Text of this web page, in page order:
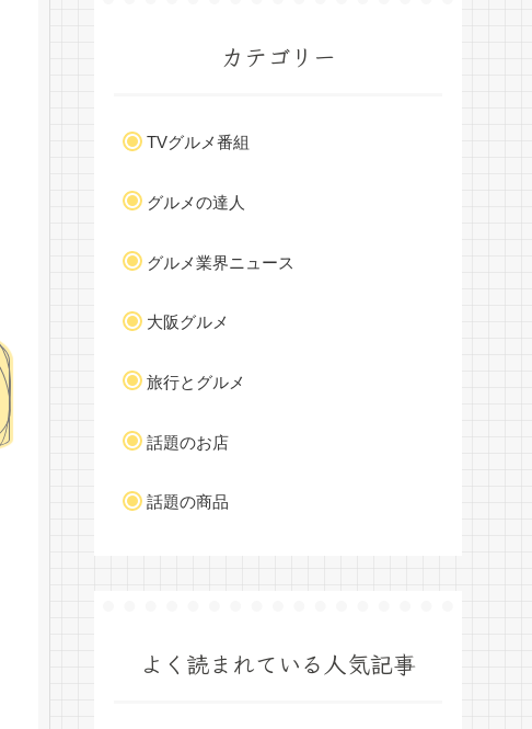
カテゴリー
TVグルメ番組
グルメの達人
グルメ業界ニュース
大阪グルメ
旅行とグルメ
話題のお店
話題の商品
よく読まれている人気記事